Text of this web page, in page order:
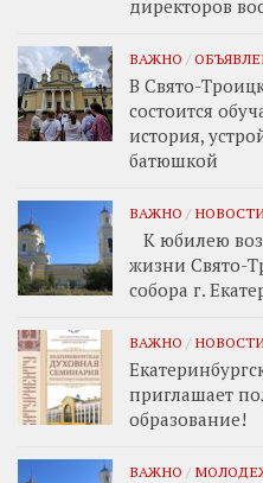
директоров
ВАЖНО /
В Свято-
состоится
история,
батюшкой
ВАЖНО /
К юбилею
жизни Свято-
собора г.
ВАЖНО /
приглашает
образование!
ВАЖНО /